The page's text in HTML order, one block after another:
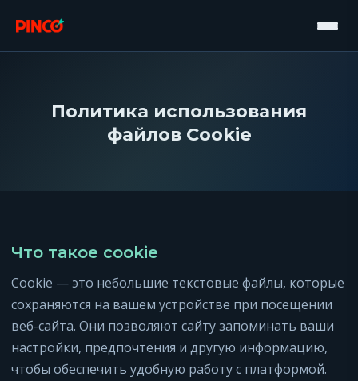
Политика использования
файлов Cookie
Что такое cookie
Cookie — это небольшие текстовые файлы, которые
сохраняются на вашем устройстве при посещении
веб-сайта. Они позволяют сайту запоминать ваши
настройки, предпочтения и другую информацию,
чтобы обеспечить удобную работу с платформой.